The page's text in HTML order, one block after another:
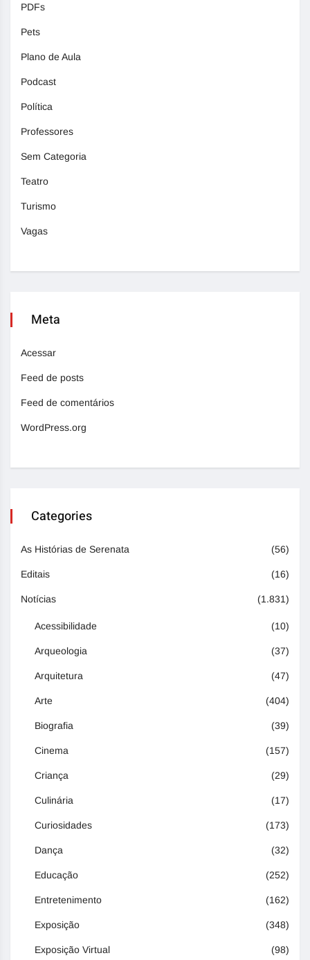
PDFs
Pets
Plano de Aula
Podcast
Política
Professores
Sem Categoria
Teatro
Turismo
Vagas
Meta
Acessar
Feed de posts
Feed de comentários
WordPress.org
Categories
As Histórias de Serenata (56)
Editais (16)
Notícias (1.831)
Acessibilidade (10)
Arqueologia (37)
Arquitetura (47)
Arte (404)
Biografia (39)
Cinema (157)
Criança (29)
Culinária (17)
Curiosidades (173)
Dança (32)
Educação (252)
Entretenimento (162)
Exposição (348)
Exposição Virtual (98)